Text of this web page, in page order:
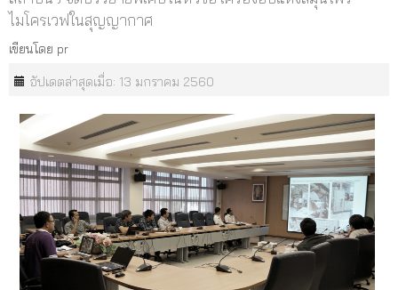
ไมโครเวฟในสุญญากาศ
เขียนโดย pr
อัปเดตล่าสุดเมื่อ: 13 มกราคม 2560